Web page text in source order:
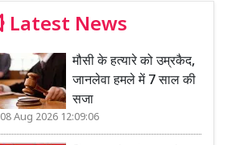
Latest News
मौसी के हत्यारे को उम्रकैद,
जानलेवा हमले में 7 साल की
सजा
08 Aug 2026 12:09:06